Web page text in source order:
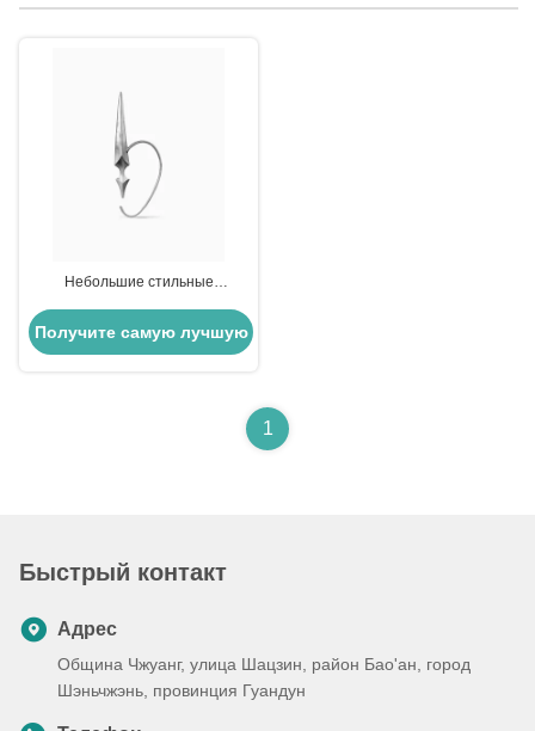
Небольшие стильные
Сабель серебряный наручник
Получите самую лучшую
1
Быстрый контакт
Адрес
Община Чжуанг, улица Шацзин, район Бао'ан, город
Шэньчжэнь, провинция Гуандун